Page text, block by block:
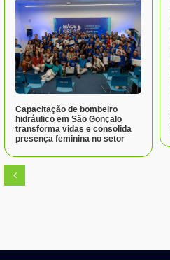
Capacitação de bombeiro
hidráulico em São Gonçalo
transforma vidas e consolida
presença feminina no setor